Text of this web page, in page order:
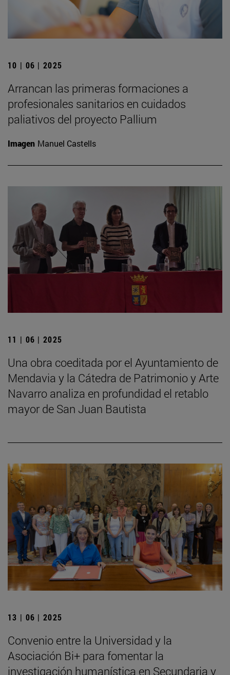
10 | 06 | 2025
Arrancan las primeras formaciones a
profesionales sanitarios en cuidados
paliativos del proyecto Pallium
Imagen Manuel Castells
11 | 06 | 2025
Una obra coeditada por el Ayuntamiento de
Mendavia y la Cátedra de Patrimonio y Arte
Navarro analiza en profundidad el retablo
mayor de San Juan Bautista
13 | 06 | 2025
Convenio entre la Universidad y la
Asociación Bi+ para fomentar la
investigación humanística en Secundaria y